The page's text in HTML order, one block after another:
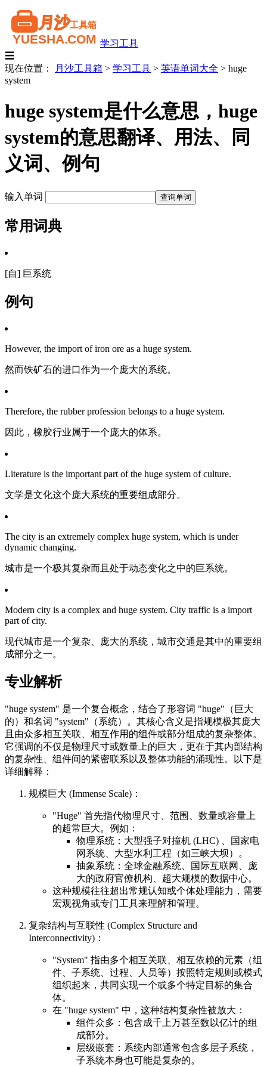
学习工具
☰
现在位置：
月沙工具箱 > 学习工具 > 英语单词大全 > huge
system
huge system是什么意思，huge
system的意思翻译、用法、同
义词、例句
输入单词
常用词典
[自] 巨系统
例句
However, the import of iron ore as a huge system.
然而铁矿石的进口作为一个庞大的系统。
Therefore, the rubber profession belongs to a huge system.
因此，橡胶行业属于一个庞大的体系。
Literature is the important part of the huge system of culture.
文学是文化这个庞大系统的重要组成部分。
The city is an extremely complex huge system, which is under
dynamic changing.
城市是一个极其复杂而且处于动态变化之中的巨系统。
Modern city is a complex and huge system. City traffic is a import
part of city.
现代城市是一个复杂、庞大的系统，城市交通是其中的重要组
成部分之一。
专业解析
"huge system" 是一个复合概念，结合了形容词 "huge"（巨大
的）和名词 "system"（系统）。其核心含义是指规模极其庞大
且由众多相互关联、相互作用的组件或部分组成的复杂整体。
它强调的不仅是物理尺寸或数量上的巨大，更在于其内部结构
的复杂性、组件间的紧密联系以及整体功能的涌现性。以下是
详细解释：
规模巨大 (Immense Scale)：
"Huge" 首先指代物理尺寸、范围、数量或容量上
的超常巨大。例如：
物理系统：大型强子对撞机 (LHC) 、国家电
网系统、大型水利工程（如三峡大坝）。
抽象系统：全球金融系统、国际互联网、庞
大的政府官僚机构、超大规模的数据中心。
这种规模往往超出常规认知或个体处理能力，需要
宏观视角或专门工具来理解和管理。
复杂结构与互联性 (Complex Structure and
Interconnectivity)：
"System" 指由多个相互关联、相互依赖的元素（组
件、子系统、过程、人员等）按照特定规则或模式
组织起来，共同实现一个或多个特定目标的集合
体。
在 "huge system" 中，这种结构复杂性被放大：
组件众多：包含成千上万甚至数以亿计的组
成部分。
层级嵌套：系统内部通常包含多层子系统，
子系统本身也可能是复杂的。